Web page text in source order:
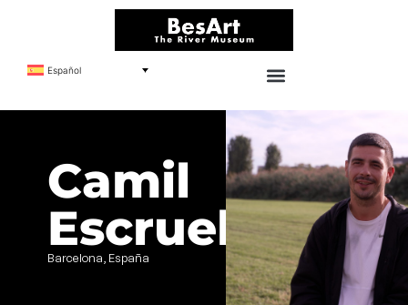
Español
Camil
Escruela
Barcelona, España